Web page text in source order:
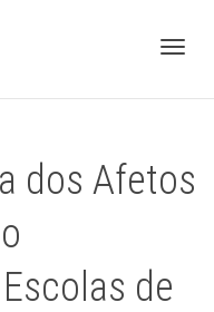
dos Afetos
de